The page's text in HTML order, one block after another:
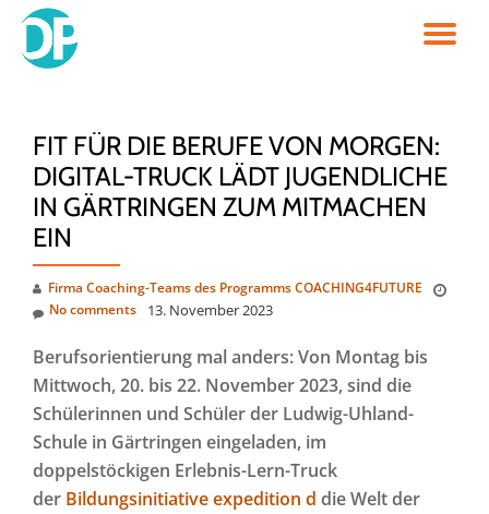
Skip
FIT FÜR DIE BERUFE VON MORGEN:
DIGITAL-TRUCK LÄDT JUGENDLICHE
IN GÄRTRINGEN ZUM MITMACHEN
EIN
Firma Coaching-Teams des Programms COACHING4FUTURE
13. November 2023
No comments
Berufsorientierung mal anders: Von Montag bis
Mittwoch, 20. bis 22. November 2023, sind die
Schülerinnen und Schüler der Ludwig-Uhland-
Schule in Gärtringen eingeladen, im
doppelstöckigen Erlebnis-Lern-Truck
der Bildungsinitiative expedition d die Welt der